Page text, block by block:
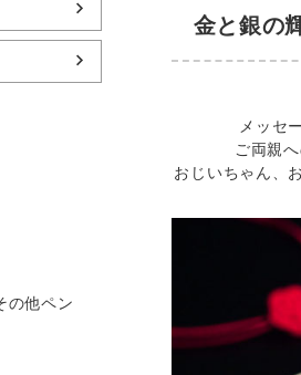
の他ペン
金と銀の
メッセ
ご両親
おじいちゃん、